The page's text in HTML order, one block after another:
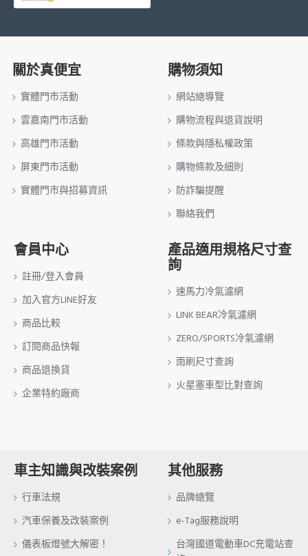
關於真便宜
實體門市活動
雲嘉南門市活動
高雄門市活動
屏東門市活動
實體門市與招募資訊
購物須知
網站總導覽
購物流程與退貨說明
條款與隱私權政策
購物條款及細則
防詐騙提醒
聯絡我們
會員中心
註冊/登入會員
加入官方LINE好友
商品比較
訂閱商品快報
商品退換貨
企業特約廠商
產品適用規格尺寸查
詢
速馬力冷氣濾網
LINK BEAR冷氣濾網
ZERO/SPORTS冷氣濾網
雨刷尺寸查詢
火星塞車型比對查詢
車主知識與改裝案例
行車法規
汽車保養及改裝案例
儀表板燈號大解密！
其他服務
品牌總覽
e-Tag服務說明
台灣國道電動車DC充電站查